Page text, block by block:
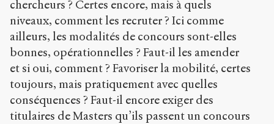
chercheurs ? Certes encore, mais à quels
niveaux, comment les recruter ? Ici comme
ailleurs, les modalités de concours sont-elles
bonnes, opérationnelles ? Faut-il les amender
et si oui, comment ? Favoriser la mobilité, certes
toujours, mais pratiquement avec quelles
conséquences ? Faut-il encore exiger des
titulaires de Masters qu’ils passent un concours